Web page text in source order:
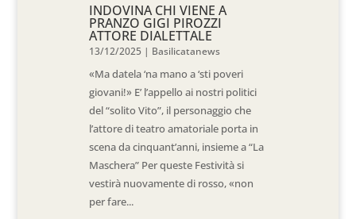
INDOVINA CHI VIENE A
PRANZO GIGI PIROZZI
ATTORE DIALETTALE
13/12/2025 | Basilicatanews
«Ma datela ‘na mano a ‘sti poveri
giovani!» E’ l’appello ai nostri politici
del “solito Vito”, il personaggio che
l’attore di teatro amatoriale porta in
scena da cinquant’anni, insieme a “La
Maschera” Per queste Festività si
vestirà nuovamente di rosso, «non
per fare...